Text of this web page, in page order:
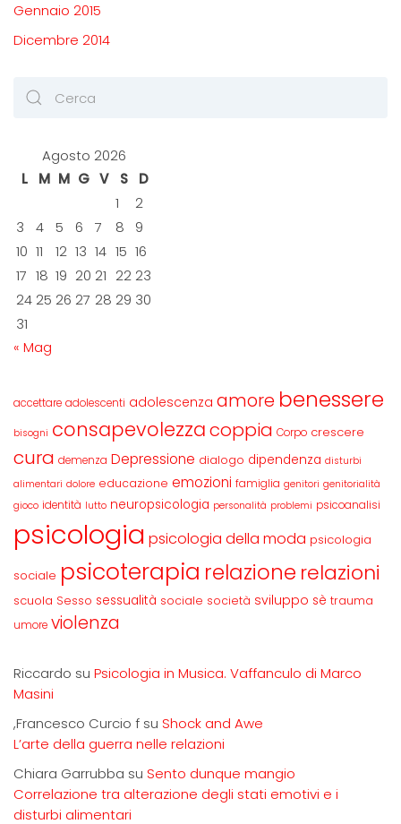
Gennaio 2015
Dicembre 2014
Agosto 2026
L
M M G V S
D
1
2
3
4 5 6 7 8
9
10 11 12 13 14 15 16
17 18 19 20 21 22 23
24 25 26 27 28 29 30
31
« Mag
accettare adolescenti adolescenza amore benessere
bisogni consapevolezzacoppia Corpo crescere
cura demenza Depressione dialogo dipendenza disturbi
alimentari dolore educazione emozioni famiglia genitori genitorialità
gioco identità lutto neuropsicologia personalità problemi psicoanalisi
psicologia psicologia della moda psicologia
sociale psicoterapia relazione relazioni
scuola Sesso sessualità sociale società sviluppo sè trauma
umore violenza
Riccardo su Psicologia in Musica. Vaffanculo di Marco
Masini
,Francesco Curcio f su Shock and Awe
L’arte della guerra nelle relazioni
Chiara Garrubba su Sento dunque mangio
Correlazione tra alterazione degli stati emotivi e i
disturbi alimentari